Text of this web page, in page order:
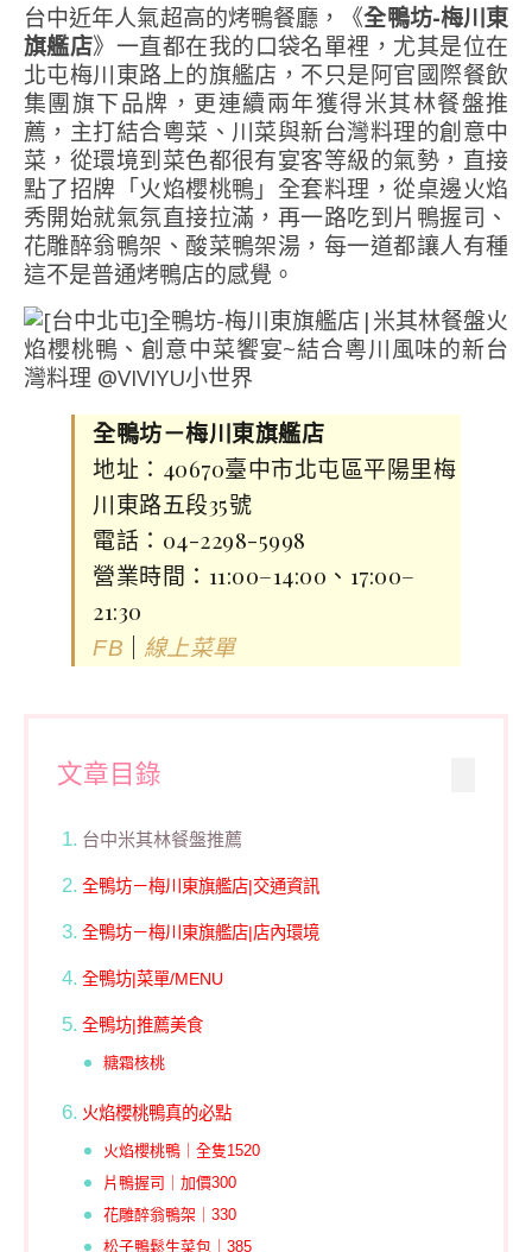
台中近年人氣超高的烤鴨餐廳，《全鴨坊-梅川東
旗艦店》一直都在我的口袋名單裡，尤其是位在
北屯梅川東路上的旗艦店，不只是阿官國際餐飲
集團旗下品牌，更連續兩年獲得米其林餐盤推
薦，主打結合粵菜、川菜與新台灣料理的創意中
菜，從環境到菜色都很有宴客等級的氣勢，直接
點了招牌「火焰櫻桃鴨」全套料理，從桌邊火焰
秀開始就氣氛直接拉滿，再一路吃到片鴨握司、
花雕醉翁鴨架、酸菜鴨架湯，每一道都讓人有種
這不是普通烤鴨店的感覺。
全鴨坊－梅川東旗艦店
地址：40670臺中市北屯區平陽里梅
川東路五段35號
電話：04-2298-5998
營業時間：11:00–14:00、17:00–
21:30
FB | 線上菜單
文章目錄
台中米其林餐盤推薦
全鴨坊－梅川東旗艦店|交通資訊
全鴨坊－梅川東旗艦店|店內環境
全鴨坊|菜單/MENU
全鴨坊|推薦美食
糖霜核桃
火焰櫻桃鴨真的必點
火焰櫻桃鴨｜全隻1520
片鴨握司｜加價300
花雕醉翁鴨架｜330
松子鴨鬆生菜包｜385